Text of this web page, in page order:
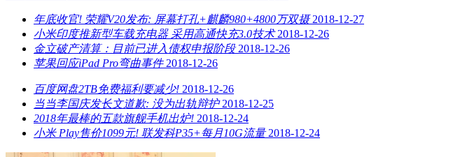
年底收官! 荣耀V20发布: 屏幕打孔+麒麟980+4800万双摄 2018-12-27
小米印度推新型车载充电器 采用高通快充3.0技术 2018-12-26
金立破产清算：目前已进入债权申报阶段 2018-12-26
苹果回应iPad Pro弯曲事件 2018-12-26
百度网盘2TB免费福利要减少! 2018-12-26
当当李国庆发长文道歉: 没为出轨辩护 2018-12-25
2018年最棒的五款旗舰手机出炉! 2018-12-24
小米 Play售价1099元! 联发科P35+每月10G流量 2018-12-24